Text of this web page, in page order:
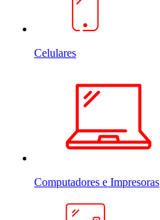
Celulares
Computadores e Impresoras